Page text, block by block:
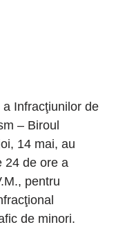
Infracţiunilor de
– Biroul
14 mai, au
24 de ore a
pentru
de minori.